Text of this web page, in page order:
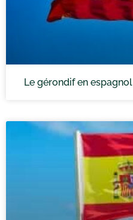
Le gérondif en espagnol